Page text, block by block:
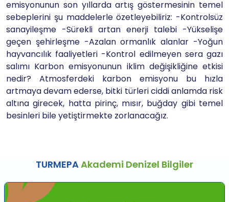
emisyonunun son yıllarda artış göstermesinin temel
sebeplerini şu maddelerle özetleyebiliriz: -Kontrolsüz
sanayileşme -Sürekli artan enerji talebi -Yükselişe
geçen şehirleşme -Azalan ormanlık alanlar -Yoğun
hayvancılık faaliyetleri -Kontrol edilmeyen sera gazı
salımı Karbon emisyonunun iklim değişikliğine etkisi
nedir? Atmosferdeki karbon emisyonu bu hızla
artmaya devam ederse, bitki türleri ciddi anlamda risk
altına girecek, hatta pirinç, mısır, buğday gibi temel
besinleri bile yetiştirmekte zorlanacağız.
TURMEPAAkademi Denizel Bilgiler